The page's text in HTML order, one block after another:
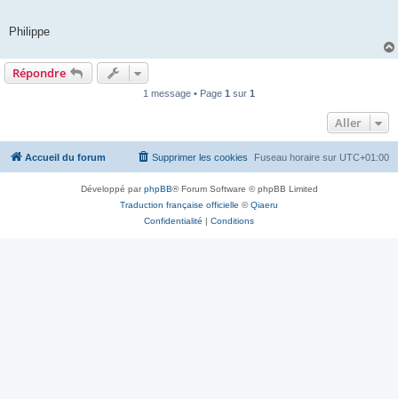
Philippe
Répondre
1 message • Page 1 sur 1
Aller
Accueil du forum Fuseau horaire sur UTC+01:00
Supprimer les cookies
Développé parphpBB® Forum Software © phpBB Limited
Traduction française officielle ©Qiaeru
Confidentialité | Conditions